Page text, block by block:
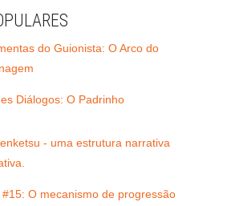
do Guionista: O Arco do
Diálogos: O Padrinho
- uma estrutura narrativa
#15: O mecanismo de progressão